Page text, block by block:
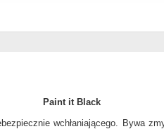
Paint it Black
wchłaniającego. Bywa